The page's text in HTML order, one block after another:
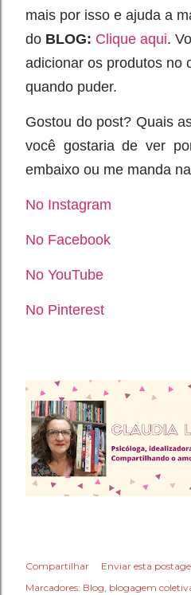
mais por isso e ajuda a
do BLOG: Clique aqui.
adicionar os produtos no
quando puder.
Gostou do post? Quais
você gostaria de ver
embaixo ou me manda
No Instagram
No Facebook
No YouTube
No Pinterest
Compartilhar
Enviar esta
Marcadores: Blog blogagem